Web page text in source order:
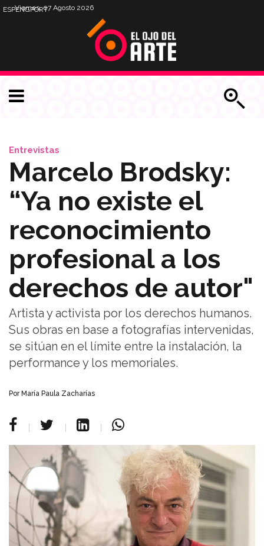
Viernes, 07 Agosto 2026
ESPENGPORT
Entrevistas
Marcelo Brodsky:
“Ya no existe el
reconocimiento
profesional a los
derechos de autor"
Artista y activista por los derechos humanos.
Sus obras en base a fotografías intervenidas,
se sitúan en el límite entre la instalación, la
performance y los memoriales.
Por María Paula Zacharías